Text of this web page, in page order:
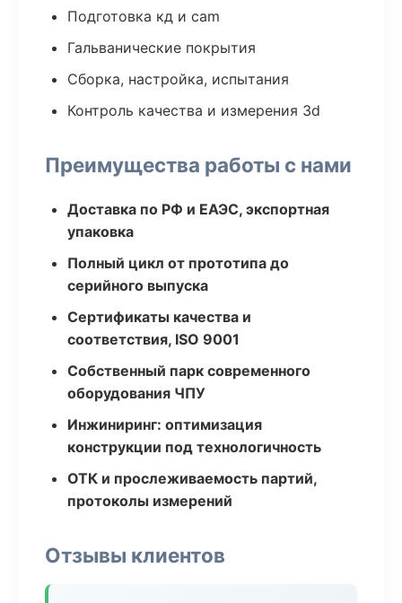
Подготовка кд и cam
Гальванические покрытия
Сборка, настройка, испытания
Контроль качества и измерения 3d
Преимущества работы с нами
Доставка по РФ и ЕАЭС, экспортная
упаковка
Полный цикл от прототипа до
серийного выпуска
Сертификаты качества и
соответствия, ISO 9001
Собственный парк современного
оборудования ЧПУ
Инжиниринг: оптимизация
конструкции под технологичность
ОТК и прослеживаемость партий,
протоколы измерений
Отзывы клиентов